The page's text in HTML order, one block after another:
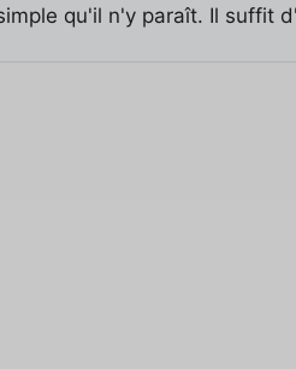
qu'il n'y paraît. Il suffit